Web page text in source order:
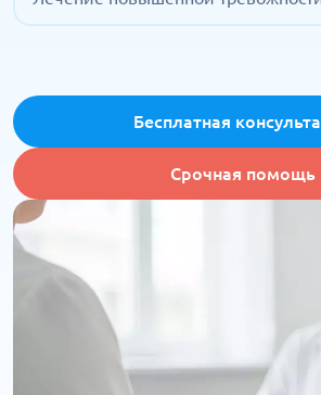
Бесплатная
Срочная помощь